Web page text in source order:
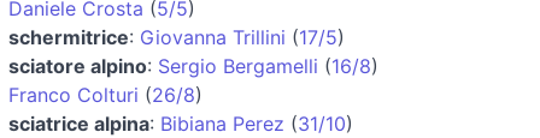
Daniele Crosta (5/5)
schermitrice: Giovanna Trillini (17/5)
sciatore alpino: Sergio Bergamelli (16/8)
Franco Colturi (26/8)
sciatrice alpina: Bibiana Perez (31/10)